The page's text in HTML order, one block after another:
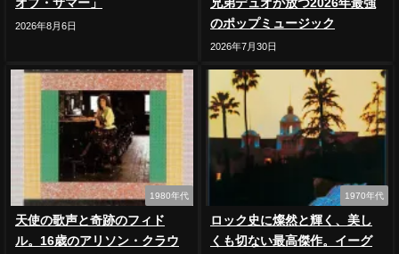
2026年8月6日
のポップミュージック
2026年7月30日
1980年代
天使の歌声と奇跡のフィド
ル。16歳のアリソン・クラウ
1970年代
ロック史に燦然と輝く、美し
くも切ない最高傑作。イーグ